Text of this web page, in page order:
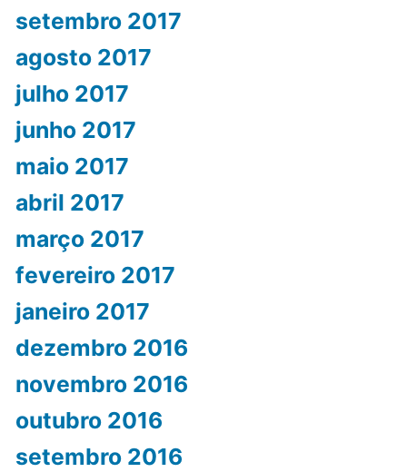
setembro 2017
agosto 2017
julho 2017
junho 2017
maio 2017
abril 2017
março 2017
fevereiro 2017
janeiro 2017
dezembro 2016
novembro 2016
outubro 2016
setembro 2016